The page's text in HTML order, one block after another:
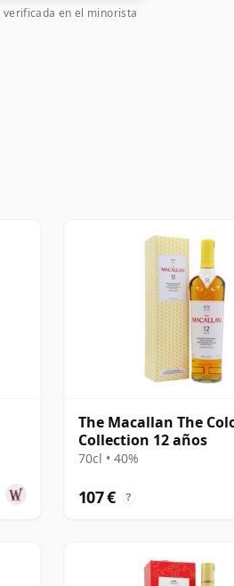
verificada en el minorista
The Macallan The
Collection 12 años
70cl • 40%
107 € ?